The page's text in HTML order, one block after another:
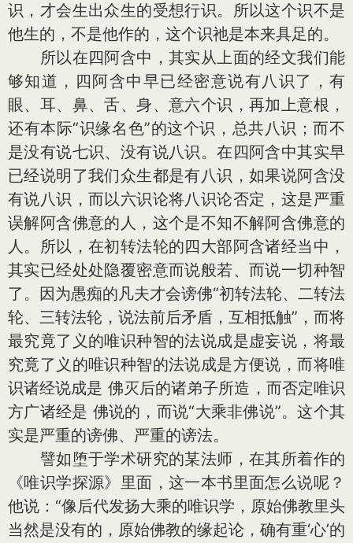
识，才会生出众生的受想行识。所以这个识不是
他生的，不是他作的，这个识祂是本来具足的。
所以在四阿含中，其实从上面的经文我们能
够知道，四阿含中早已经密意说有八识了，有
眼、耳、鼻、舌、身、意六个识，再加上意根，
还有本际“识缘名色”的这个识，总共八识；而不
是没有说七识、没有说八识。在四阿含中其实早
已经说明了我们众生都是有八识，如果说阿含没
有说八识，而以六识论将八识论否定，这是严重
误解阿含佛意的人，这个是不知不解阿含佛意的
人。所以，在初转法轮的四大部阿含诸经当中，
其实已经处处隐覆密意而说般若、而说一切种智
了。因为愚痴的凡夫才会谤佛“初转法轮、二转法
轮、三转法轮，说法前后矛盾，互相抵触”，而将
最究竟了义的唯识种智的法说成是虚妄说，将最
究竟了义的唯识种智的法说成是方便说，而将唯
识诸经说成是 佛灭后的诸弟子所造，而否定唯识
方广诸经是 佛说的，而说“大乘非佛说”。这个其
实是严重的谤佛、严重的谤法。
譬如堕于学术研究的某法师，在其所着作的
《唯识学探源》里面，这一本书里面怎么说呢？
他说：“像后代发扬大乘的唯识学，原始佛教里头
当然是没有的，原始佛教的缘起论，确有重‘心’的